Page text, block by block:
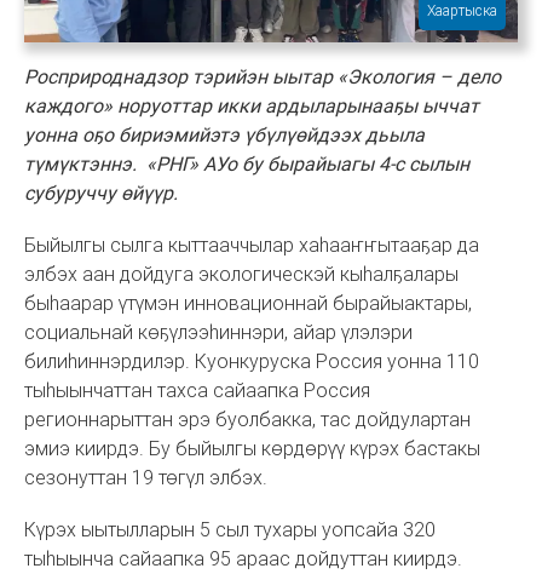
Хаартыска
Росприроднадзор тэрийэн ыытар «Экология – дело
каждого» норуоттар икки ардыларынааҕы ыччат
уонна оҕо бириэмийэтэ үбүлүөйдээх дьыла
түмүктэннэ. «РНГ» АУо бу бырайыагы 4-с сылын
субуруччу өйүүр.
Быйылгы сылга кыттааччылар хаһааҥҥытааҕар да
элбэх аан дойдуга экологическэй кыһалҕалары
быһаарар үтүмэн инновационнай бырайыактары,
социальнай көҕүлээһиннэри, айар үлэлэри
билиһиннэрдилэр. Куонкуруска Россия уонна 110
тыһыынчаттан тахса сайаапка Россия
регионнарыттан эрэ буолбакка, тас дойдулартан
эмиэ киирдэ. Бу быйылгы көрдөрүү күрэх бастакы
сезонуттан 19 төгүл элбэх.
Күрэх ыытылларын 5 сыл тухары уопсайа 320
тыһыынча сайаапка 95 араас дойдуттан киирдэ.